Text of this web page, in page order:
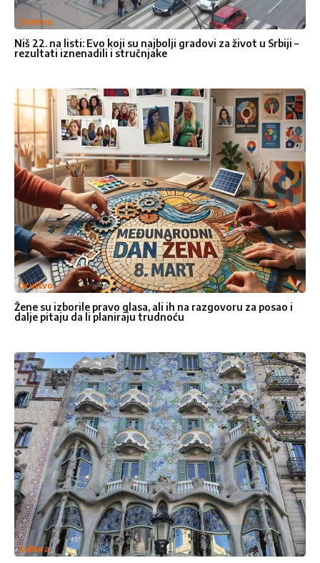
Broje telefona
Naslov*
Vaša poruka*
Ocenite nas
1 2 3 4 5
Pošalji poruku
Društvo
Niš 22. na listi: Evo koji su najbolji gradovi za život u Srbiji –
rezultati iznenadili i stručnjake
Društvo
Žene su izborile pravo glasa, ali ih na razgovoru za posao i
dalje pitaju da li planiraju trudnoću
Kultura